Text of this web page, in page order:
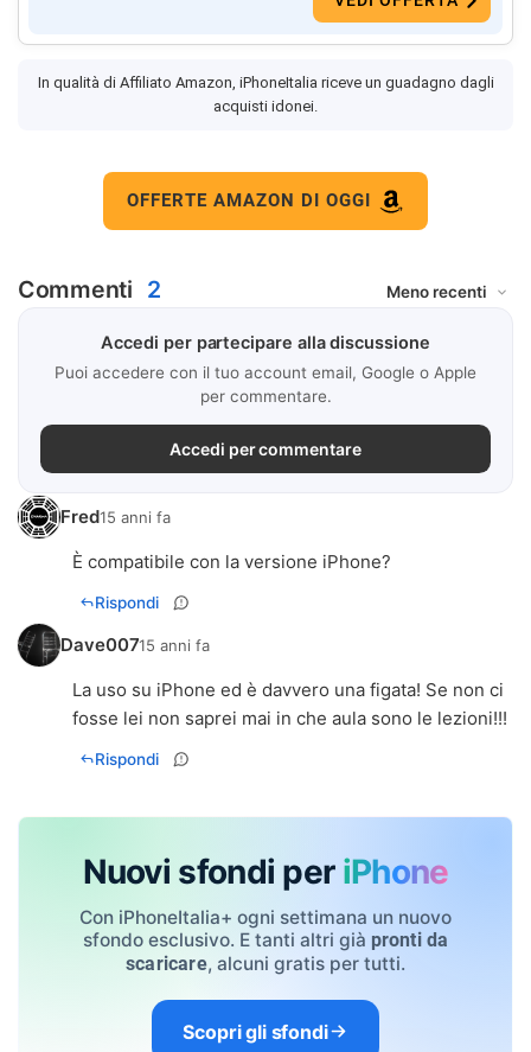
In qualità di Affiliato Amazon, iPhoneItalia riceve un guadagno dagli
acquisti idonei.
OFFERTE AMAZON DI OGGI
Commenti 2
Accedi per partecipare alla discussione
Puoi accedere con il tuo account email, Google o Apple
per commentare.
Accedi per commentare
Fred15 anni fa
È compatibile con la versione iPhone?
Rispondi
Dave00715 anni fa
La uso su iPhone ed è davvero una figata! Se non ci
fosse lei non saprei mai in che aula sono le lezioni!!!
Rispondi
Nuovi sfondi per iPhone
Con iPhoneItalia+ ogni settimana un nuovo
sfondo esclusivo. E tanti altri già pronti da
scaricare, alcuni gratis per tutti.
Scopri gli sfondi